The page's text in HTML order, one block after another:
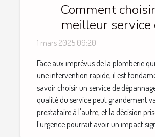
Comment
meilleur service
plomberie
1 mars 2025 09:20
Face aux imprévus de la plomberie
une intervention rapide, il est
savoir choisir un service de
qualité du service peut grandement
prestataire à l'autre, et la décision
l'urgence pourrait avoir un impact